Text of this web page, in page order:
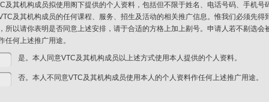
及其机构成员拟使用阁下提供的个人资料，包括但不限于姓名、电话号码、手机
及其机构成员的任何课程、服务、招生及活动的相关推广信息。惟我们必须先
所以请你表明是否同意上述安排，请于合适的方格上加上剔号。申请人若不剔选
任何上述推广用途。
是。本人同意VTC及其机构成员以上述方式使用本人提供的个人资料。
否。本人不同意VTC及其机构成员使用本人的个人资料作任何上述推广用途。